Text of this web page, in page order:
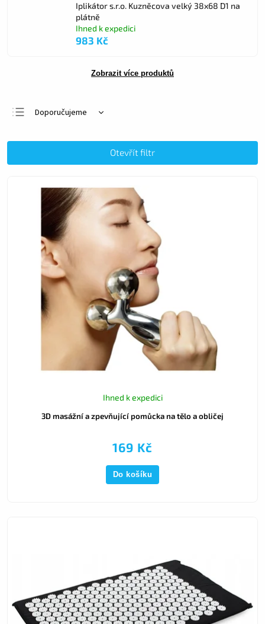
Iplikátor s.r.o. Kuzněcova velký 38x68 D1 na
plátně
Ihned k expedici
983 Kč
Zobrazit více produktů
Doporučujeme
Abecedně
Otevřít filtr
3D masážní a zpevňující pomůcka na tělo a obličej
Ihned k expedici
169 Kč
Do košíku